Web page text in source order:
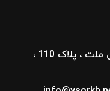
تهران ، مجیدیه شمالی ، میدان ملت ، پلاک 110 ،